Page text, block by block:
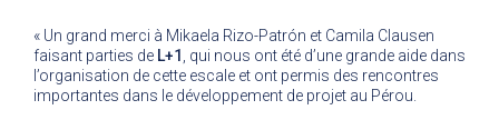
« Un grand merci à Mikaela Rizo-Patrón et Camila Clausen
faisant parties de L+1 , qui nous ont été d’une grande aide dans
l’organisation de cette escale et ont permis des rencontres
importantes dans le développement de projet au Pérou.